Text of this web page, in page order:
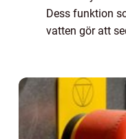
Dess funktion
vatten gör att